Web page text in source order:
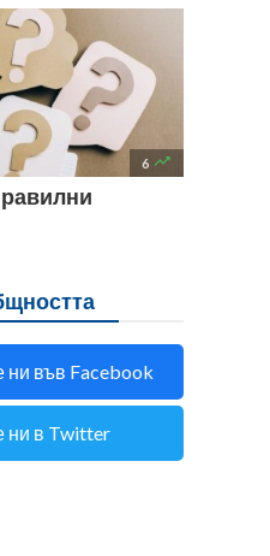
6 
ни във Facebook
ни в Twitter